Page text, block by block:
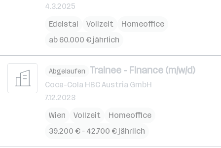
4.3.2025
Edelstal
Vollzeit
Homeoffice
ab 60.000 € jährlich
Abgelaufen Trainee - Finance (m/w/d)
Coca-Cola HBC Austria GmbH
7.12.2023
Wien
Vollzeit
Homeoffice
39.200 € – 42.700 € jährlich